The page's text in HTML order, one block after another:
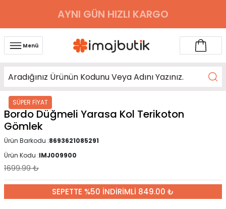
AYNI GÜN HIZLI KARGO
Menü
SÜPER FİYAT
Bordo Düğmeli Yarasa Kol Terikoton
Gömlek
Ürün Barkodu :8693621085291
Ürün Kodu :IMJ009900
1699.99₺
SEPETTE %50 İNDİRİMLİ 849.00 ₺